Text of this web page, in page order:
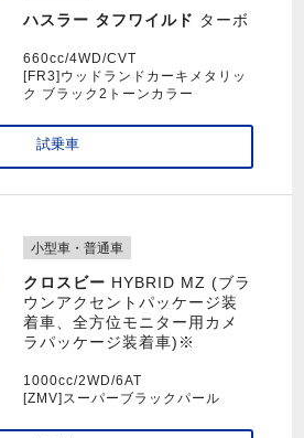
ハスラー タフワイルド ターボ
660cc/4WD/CVT
[FR3]ウッドランドカーキメタリッ
ク ブラック2トーンカラー
試乗車
小型車・普通車
クロスビー HYBRID MZ (ブラ
ウンアクセントパッケージ装
着車、全方位モニター用カメ
ラパッケージ装着車)※
1000cc/2WD/6AT
[ZMV]スーパーブラックパール